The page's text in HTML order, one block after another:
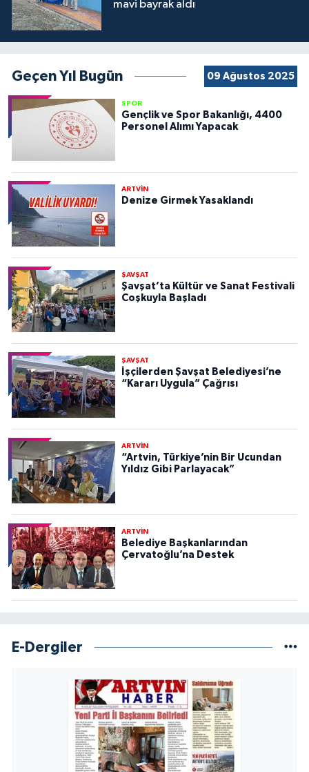
mavi bayrak aldı
Geçen Yıl Bugün 09 Ağustos 2025
SPOR
Gençlik ve Spor Bakanlığı, 4400
Personel Alımı Yapacak
ARTVİN
Denize Girmek Yasaklandı
ŞAVŞAT
Şavşat’ta Kültür ve Sanat Festivali
Coşkuyla Başladı
ŞAVŞAT
İşçilerden Şavşat Belediyesi’ne
“Kararı Uygula” Çağrısı
ARTVİN
“Artvin, Türkiye’nin Bir Ucundan
Yıldız Gibi Parlayacak”
ARTVİN
Belediye Başkanlarından
Çervatoğlu’na Destek
E-Dergiler